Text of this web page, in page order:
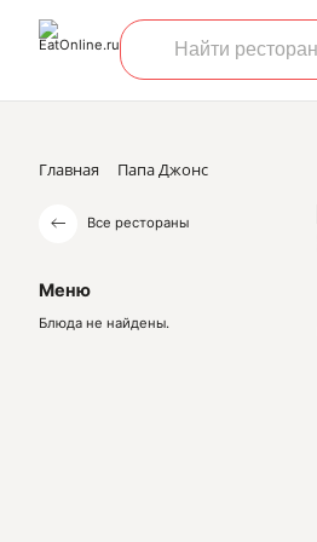
Главная Папа Джонс
Все рестораны
Меню
Блюда не найдены.